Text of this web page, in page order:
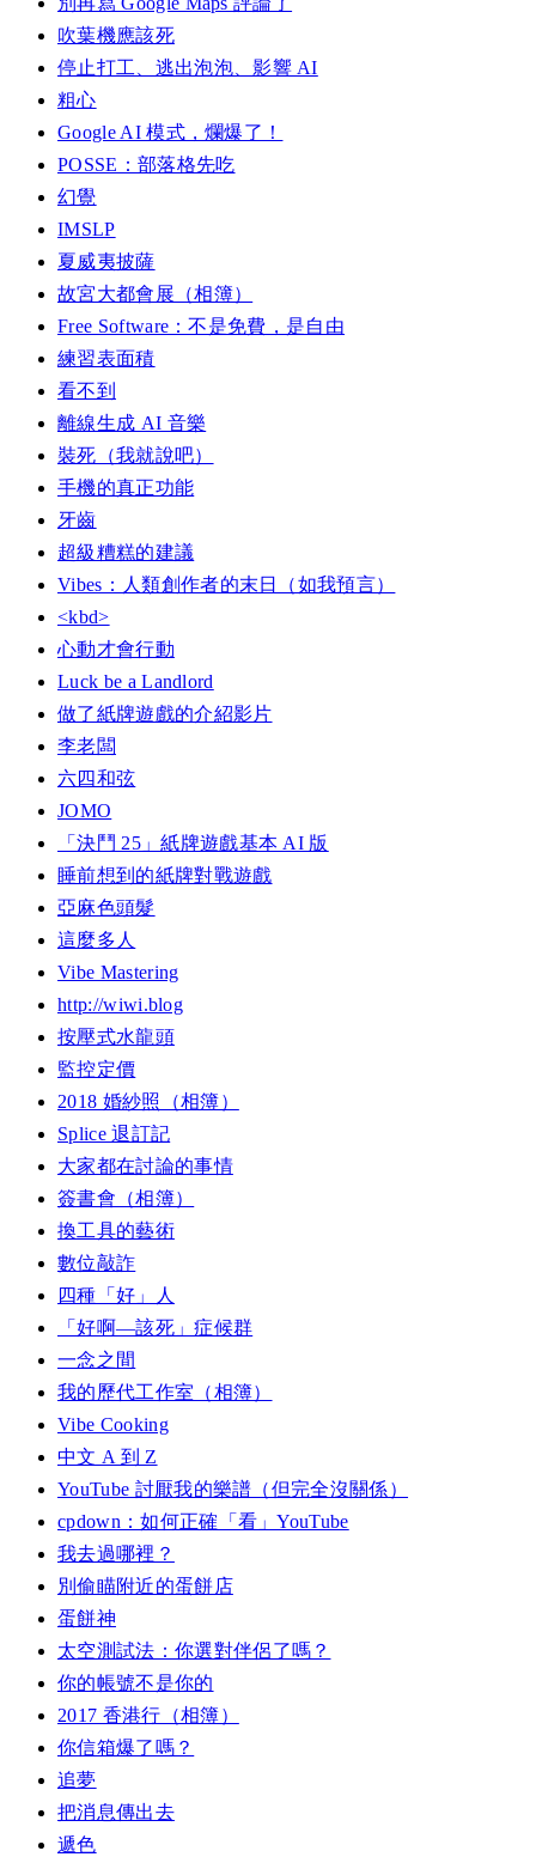
吹葉機應該死
停止打工、逃出泡泡、影響 AI
粗心
Google AI 模式，爛爆了！
POSSE：部落格先吃
幻覺
IMSLP
夏威夷披薩
故宮大都會展（相簿）
Free Software：不是免費，是自由
練習表面積
看不到
離線生成 AI 音樂
裝死（我就說吧）
手機的真正功能
牙齒
超級糟糕的建議
Vibes：人類創作者的末日（如我預言）
<kbd>
心動才會行動
Luck be a Landlord
做了紙牌遊戲的介紹影片
李老闆
六四和弦
JOMO
「決鬥 25」紙牌遊戲基本 AI 版
睡前想到的紙牌對戰遊戲
亞麻色頭髮
這麼多人
Vibe Mastering
http://wiwi.blog
按壓式水龍頭
監控定價
2018 婚紗照（相簿）
Splice 退訂記
大家都在討論的事情
簽書會（相簿）
換工具的藝術
數位敲詐
四種「好」人
「好啊—該死」症候群
一念之間
我的歷代工作室（相簿）
Vibe Cooking
中文 A 到 Z
YouTube 討厭我的樂譜（但完全沒關係）
cpdown：如何正確「看」YouTube
我去過哪裡？
別偷瞄附近的蛋餅店
蛋餅神
太空測試法：你選對伴侶了嗎？
你的帳號不是你的
2017 香港行（相簿）
你信箱爆了嗎？
追夢
把消息傳出去
遞色